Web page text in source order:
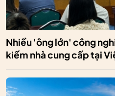
Nhiều 'ông lớn' công
kiếm nhà cung cấp tại